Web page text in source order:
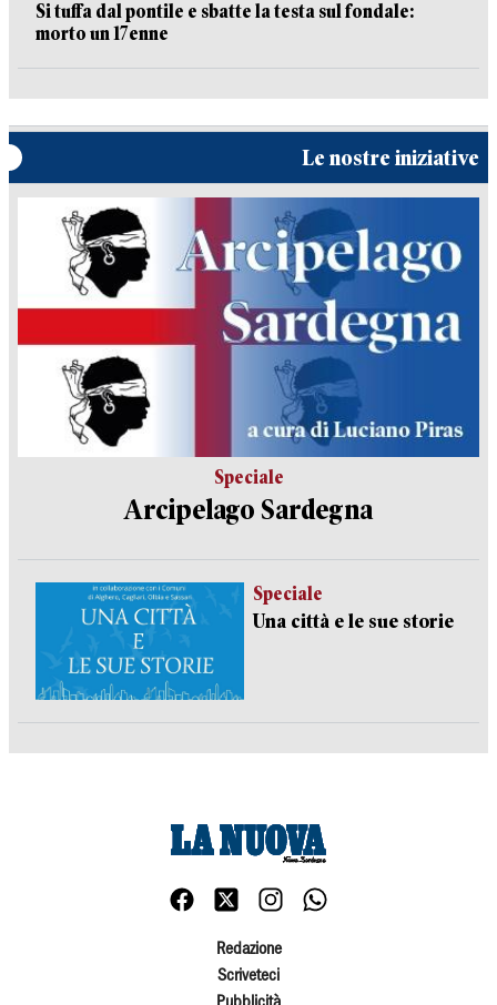
Si tuffa dal pontile e sbatte la testa sul fondale:
morto un 17enne
Le nostre iniziative
Speciale
Arcipelago Sardegna
Speciale
Una città e le sue storie
Redazione
Scriveteci